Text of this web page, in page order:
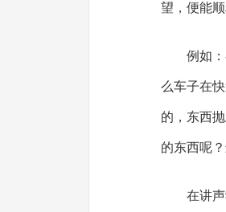
望，便能
例如
么车子在
的，东西
的东西呢
在讲